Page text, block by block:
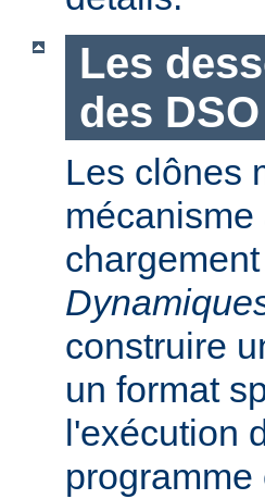
Les
des DSO
Les clônes
construire
un format
l'exécution